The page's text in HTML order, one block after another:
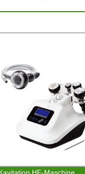
HF-Maschine